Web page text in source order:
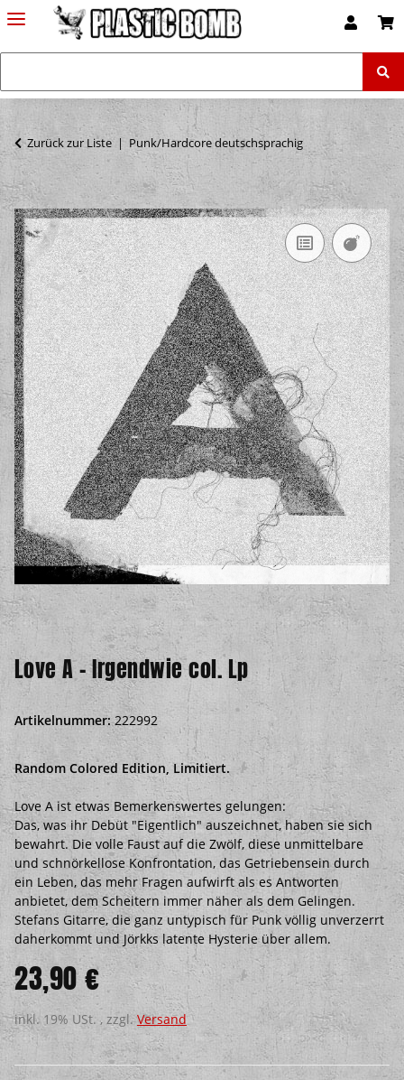
Zurück zur Liste Punk/Hardcore deutschsprachig
Love A - Irgendwie col. Lp
Artikelnummer:222992
Random Colored Edition, Limitiert.
Love A ist etwas Bemerkenswertes gelungen:
Das, was ihr Debüt "Eigentlich" auszeichnet, haben sie sich
bewahrt. Die volle Faust auf die Zwölf, diese unmittelbare
und schnörkellose Konfrontation, das Getriebensein durch
ein Leben, das mehr Fragen aufwirft als es Antworten
anbietet, dem Scheitern immer näher als dem Gelingen.
Stefans Gitarre, die ganz untypisch für Punk völlig unverzerrt
daherkommt und Jörkks latente Hysterie über allem.
23,90 €
inkl. 19% USt. , zzgl.Versand